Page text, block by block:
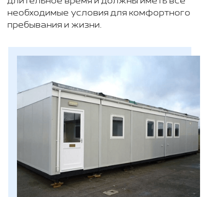
необходимые условия для комфортного
пребывания и жизни.